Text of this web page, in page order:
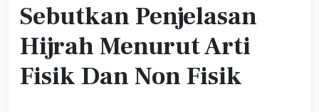
Sebutkan Penjelasan
Hijrah Menurut Arti
Fisik Dan Non Fisik